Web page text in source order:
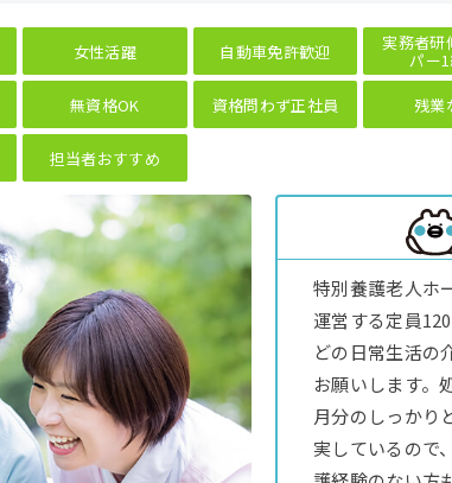
女性活躍 自動車免許歓迎 実務者研
パー1
無資格OK 資格問わず正社員 残業
担当者おすすめ
特別養護老人ホ
運営する定員
どの日常生活の
お願いします。
月分のしっかり
実しているので